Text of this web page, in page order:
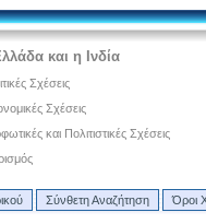
και η Ινδία
Σχέσεις
Σχέσεις
και Πολιτιστικές Σχέσεις
Σύνθετη Αναζήτηση Όροι